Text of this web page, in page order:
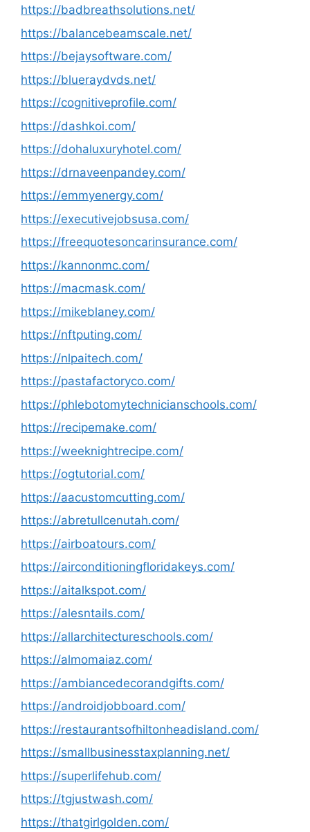
https://badbreathsolutions.net/
https://balancebeamscale.net/
https://bejaysoftware.com/
https://blueraydvds.net/
https://cognitiveprofile.com/
https://dashkoi.com/
https://dohaluxuryhotel.com/
https://drnaveenpandey.com/
https://emmyenergy.com/
https://executivejobsusa.com/
https://freequotesoncarinsurance.com/
https://kannonmc.com/
https://macmask.com/
https://mikeblaney.com/
https://nftputing.com/
https://nlpaitech.com/
https://pastafactoryco.com/
https://phlebotomytechnicianschools.com/
https://recipemake.com/
https://weeknightrecipe.com/
https://ogtutorial.com/
https://aacustomcutting.com/
https://abretullcenutah.com/
https://airboatours.com/
https://airconditioningfloridakeys.com/
https://aitalkspot.com/
https://alesntails.com/
https://allarchitectureschools.com/
https://almomaiaz.com/
https://ambiancedecorandgifts.com/
https://androidjobboard.com/
https://restaurantsofhiltonheadisland.com/
https://smallbusinesstaxplanning.net/
https://superlifehub.com/
https://tgjustwash.com/
https://thatgirlgolden.com/